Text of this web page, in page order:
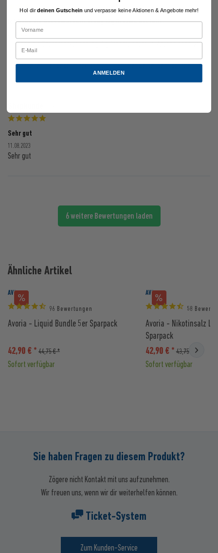
Ich habe die Geschmacksrichtung Big Dreams bestellt.
21.08.2023
Ich habe die Geschmacksrichtung Big Dreams bestellt. Anscheinend wurde
diese
überarbeitet. Der Geschmack ist nicht mehr der Selbe. Sehr schade
Sehr gut
11.08.2023
Sehr gut
6 weitere Bewertungen laden
Ähnliche Artikel
AVORIA
96 Bewertungen
Avoria - Liquid Bundle 5er Sparpack
42,90 € * 44,75 € *
Sofort verfügbar
AVORIA
58
Avoria - Nikotinsalz
Sparpack
42,90 € * 43,75 € *
Sofort verfügbar
Sie haben Fragen zu diesem Produkt?
Zögere nicht Kontakt mit uns aufzunehmen.
Wir freuen uns, wenn wir dir weiterhelfen können.
Ticket-System
Zum Kunden-Service
Hol dirdeinen Gutschein und verpasse keine Aktionen & Angebote mehr!
ANMELDEN